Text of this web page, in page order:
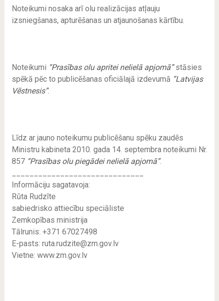
Noteikumi nosaka arī olu realizācijas atļauju
izsniegšanas, apturēšanas un atjaunošanas kārtību.
Noteikumi “Prasības olu apritei nelielā apjomā”stāsies
spēkā pēc to publicēšanas oficiālajā izdevumā “Latvijas
Vēstnesis”.
Līdz ar jauno noteikumu publicēšanu spēku zaudēs
Ministru kabineta 2010. gada 14. septembra noteikumi Nr.
857 “Prasības olu piegādei nelielā apjomā”.
Informāciju sagatavoja:
Rūta Rudzīte
sabiedrisko attiecību speciāliste
Zemkopības ministrija
Tālrunis: +371 67027498
E-pasts: ruta.rudzite@zm.gov.lv
Vietne: www.zm.gov.lv